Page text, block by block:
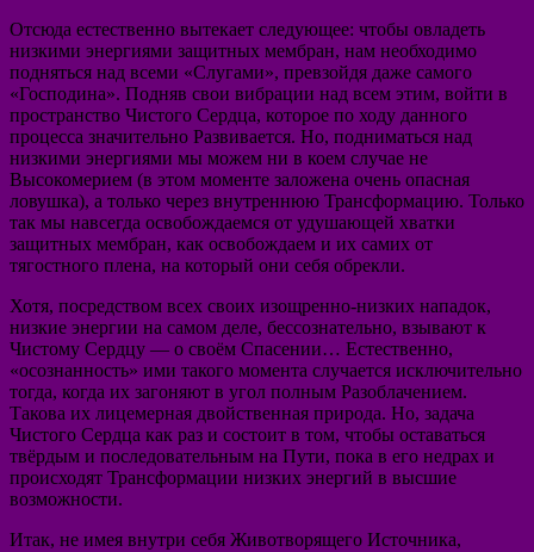
Отсюда естественно вытекает следующее: чтобы овладеть
низкими энергиями защитных мембран, нам необходимо
подняться над всеми «Слугами», превзойдя даже самого
«Господина». Подняв свои вибрации над всем этим, войти в
пространство Чистого Сердца, которое по ходу данного
процесса значительно Развивается. Но, подниматься над
низкими энергиями мы можем ни в коем случае не
Высокомерием (в этом моменте заложена очень опасная
ловушка), а только через внутреннюю Трансформацию. Только
так мы навсегда освобождаемся от удушающей хватки
защитных мембран, как освобождаем и их самих от
тягостного плена, на который они себя обрекли.
Хотя, посредством всех своих изощренно-низких нападок,
низкие энергии на самом деле, бессознательно, взывают к
Чистому Сердцу — о своём Спасении… Естественно,
«осознанность» ими такого момента случается исключительно
тогда, когда их загоняют в угол полным Разоблачением.
Такова их лицемерная двойственная природа. Но, задача
Чистого Сердца как раз и состоит в том, чтобы оставаться
твёрдым и последовательным на Пути, пока в его недрах и
происходят Трансформации низких энергий в высшие
возможности.
Итак, не имея внутри себя Животворящего Источника,